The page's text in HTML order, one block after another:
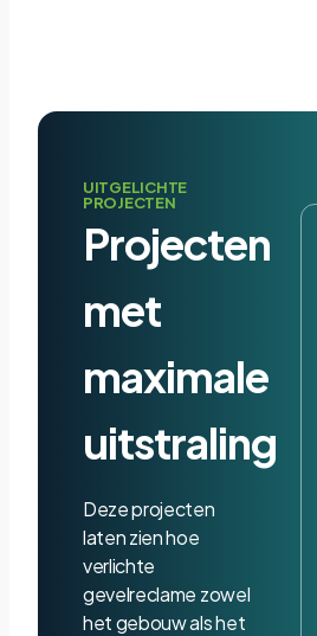
UITGELICHTE
PROJECTEN
Projecten
met
maximale
uitstraling
Deze projecten
laten zien hoe
verlichte
gevelreclame zowel
het gebouw als het